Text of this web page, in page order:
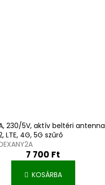
230/5V, aktív beltéri antenna
LTE, 4G, 5G szűrő
7 700 Ft
KOSÁRBA